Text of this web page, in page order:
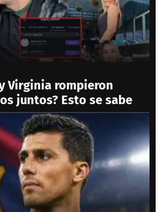
Virginia rompieron
juntos? Esto se sabe